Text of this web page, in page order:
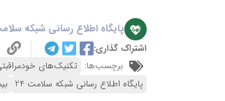
پایگاه اطلاع رسانی شبکه
اشتراک گذاری:
برچسب‌ها: تکنیک‌های
پایگاه اطلاع رسانی شبکه سلامت 24